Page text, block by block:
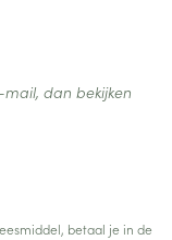
betaal je in de
dan bekijken